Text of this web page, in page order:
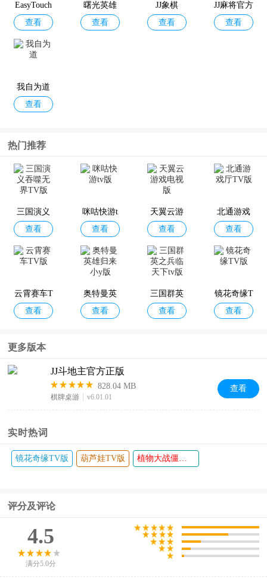
本
最新版
伪装者对
EasyTouch
查看
曙光英雄
体验服
查看
JJ象棋
查看
JJ麻将官方
版
查看
我自为道
查看
热门推荐
三国演义
吞噬无界T
V版
查看
咪咕快游t
v版
查看
天翼云游
戏电视版
查看
北通游戏
厅TV版
查看
云霄赛车T
V版
查看
奥特曼英
雄归来小y
查看
三国群英
之兵临天
查看
镜花奇缘T
V版
查看
更多版本
JJ斗地主官方正版
828.04 MB
棋牌桌游 v6.01.01
查看
实时热词
镜花奇缘TV版 葫芦娃TV版 植物大战僵尸TV版
评分及评论
4.5
满分5.0分